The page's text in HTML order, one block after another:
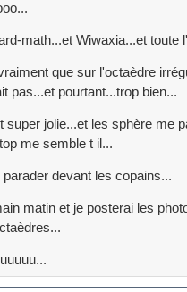
math...et Wiwaxia...et toute
que sur l'octaèdre
pas...et pourtant...trop bien...
super jolie...et les sphère me
me semble t il...
devant les copains...
matin et je posterai les